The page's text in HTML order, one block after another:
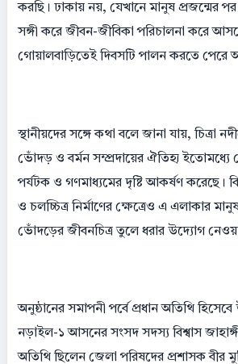
করছি। ঢাকায় নয়, যেখানে মানুষ প্রজন্মের
সঙ্গী করে জীবন-জীবিকা পরিচালনা করে
গোয়ালবাড়িতেই দিবসটি পালন করতে পেরে
স্থানীয়দের সঙ্গে কথা বলে জানা যায়, চিত্রা
ভোঁদড় ও বর্মন সম্প্রদায়ের ঐতিহ্য ইতোমধ্যে
পর্যটক ও গণমাধ্যমের দৃষ্টি আকর্ষণ করেছে।
ও চলচ্চিত্র নির্মাণের ক্ষেত্রেও এ এলাকার
ভোঁদড়ের জীবনচিত্র তুলে ধরার উদ্যোগ
অনুষ্ঠানের সমাপনী পর্বে প্রধান অতিথি
নড়াইল-১ আসনের সংসদ সদস্য বিশ্বাস
অতিথি ছিলেন জেলা পরিষদের প্রশাসক বীর